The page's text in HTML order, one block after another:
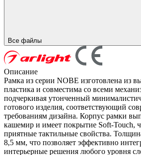
Все файлы
Описание
Рамка из серии NOBE изготовлена из
пластика и совместима со всеми
подчеркивая утонченный
готового изделия, соответствующий
требованиям дизайна. Корпус рамки
кашемир и имеет покрытие Soft-Touch,
приятные тактильные свойства.
8,5 мм, что позволяет эффективно
интерьерные решения любого уровня